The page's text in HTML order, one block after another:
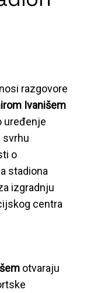
razgovore
Ivanišem
uređenje
svrhu
o
stadiona
izgradnju
centra
otvaraju